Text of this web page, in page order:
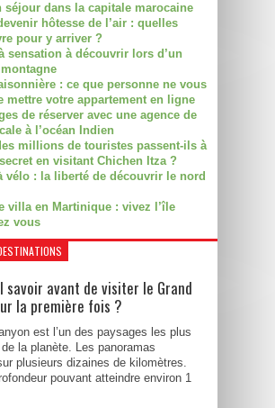
séjour dans la capitale marocaine
hôtesse de l’air : quelles
pour y arriver ?
sensation à découvrir lors d’un
: ce que personne ne vous
mettre votre appartement en ligne
de réserver avec une agence de
à l’océan Indien
millions de touristes passent-ils à
en visitant Chichen Itza ?
vélo : la liberté de découvrir le nord
villa en Martinique : vivez l’île
vous
savoir avant de visiter le Grand
la première fois ?
est l’un des paysages les plus
la planète. Les panoramas
plusieurs dizaines de kilomètres.
pouvant atteindre environ 1